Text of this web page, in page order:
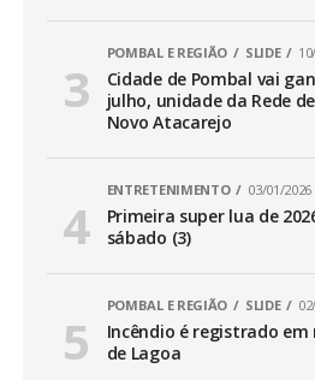
POMBAL E REGIÃO SLIDE
Cidade de Pombal vai
julho, unidade da Rede
Novo Atacarejo
ENTRETENIMENTO 03/01/2026
Primeira super lua de
sábado (3)
POMBAL E REGIÃO SLIDE
Incêndio é registrado em
de Lagoa